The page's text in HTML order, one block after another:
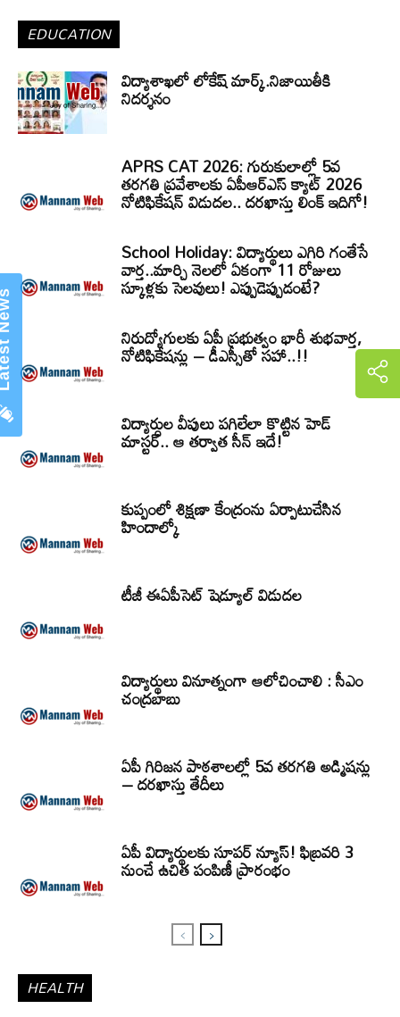
EDUCATION
All Students
Usefull Videos
AP MDM
FA and SA Exams
Dpt .Tests
10th Class / SSC
Lesson Plans
Service Rules
PRC Related
Leave Rules
More
విద్యాశాఖలో లోకేష్ మార్క్.నిజాయితీకి
నిదర్శనం
APRS CAT 2026: గురుకులాల్లో 5వ
తరగతి ప్రవేశాలకు ఏపీఆర్‌ఎస్‌ క్యాట్‌ 2026
నోటిఫికేషన్‌ విడుదల.. దరఖాస్తు లింక్‌ ఇదిగో!
School Holiday: విద్యార్థులు ఎగిరి గంతేసే
వార్త..మార్చి నెలలో ఏకంగా 11 రోజులు
స్కూళ్లకు సెలవులు! ఎప్పుడెప్పుడంటే?
నిరుద్యోగులకు ఏపీ ప్రభుత్వం భారీ శుభవార్త,
నోటిఫికేషన్లు – డీఎస్సీతో సహా..!!
విద్యార్ధుల వీపులు పగిలేలా కొట్టిన హెడ్
మాస్టర్.. ఆ తర్వాత సీన్‌ ఇదే!
కుప్పంలో శిక్షణా కేంద్రంను ఏర్పాటుచేసిన
హిందాల్కో
టీజీ ఈఏపీసెట్‌ షెడ్యూల్‌ విడుదల
విద్యార్థులు వినూత్నంగా ఆలోచించాలి : సీఎం
చంద్రబాబు
ఏపీ గిరిజన పాఠశాలల్లో 5వ తరగతి అడ్మిషన్లు
– దరఖాస్తు తేదీలు
ఏపీ విద్యార్థులకు సూపర్ న్యూస్! ఫిబ్రవరి 3
నుంచే ఉచిత పంపిణీ ప్రారంభం
HEALTH
Latest News